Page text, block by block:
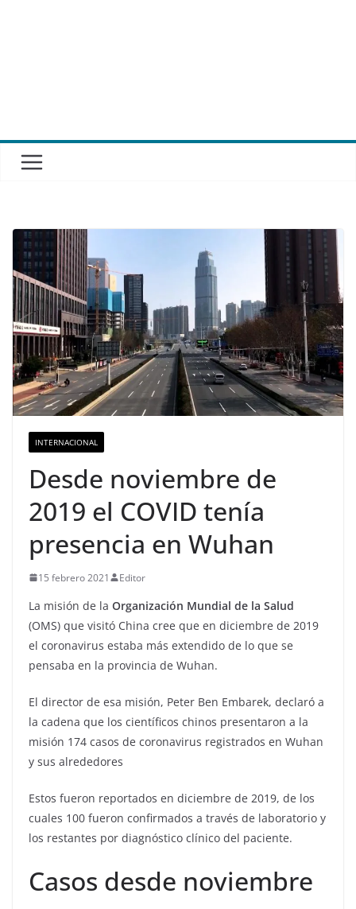
INTERNACIONAL
Desde noviembre de
2019 el COVID tenía
presencia en Wuhan
15 febrero 2021 Editor
La misión de la Organización Mundial de la Salud
(OMS) que visitó China cree que en diciembre de 2019
el coronavirus estaba más extendido de lo que se
pensaba en la provincia de Wuhan.
El director de esa misión, Peter Ben Embarek, declaró a
la cadena que los científicos chinos presentaron a la
misión 174 casos de coronavirus registrados en Wuhan
y sus alrededores
Estos fueron reportados en diciembre de 2019, de los
cuales 100 fueron confirmados a través de laboratorio y
los restantes por diagnóstico clínico del paciente.
Casos desde noviembre